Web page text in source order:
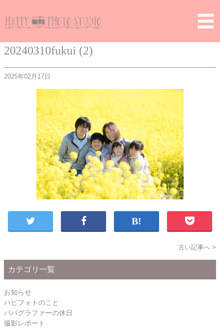
20240310fukui (2)
2025年02月17日
古い記事へ >
カテゴリ一覧
お知らせ
ハピフォトのこと
パパグラファーの休日
撮影レポート